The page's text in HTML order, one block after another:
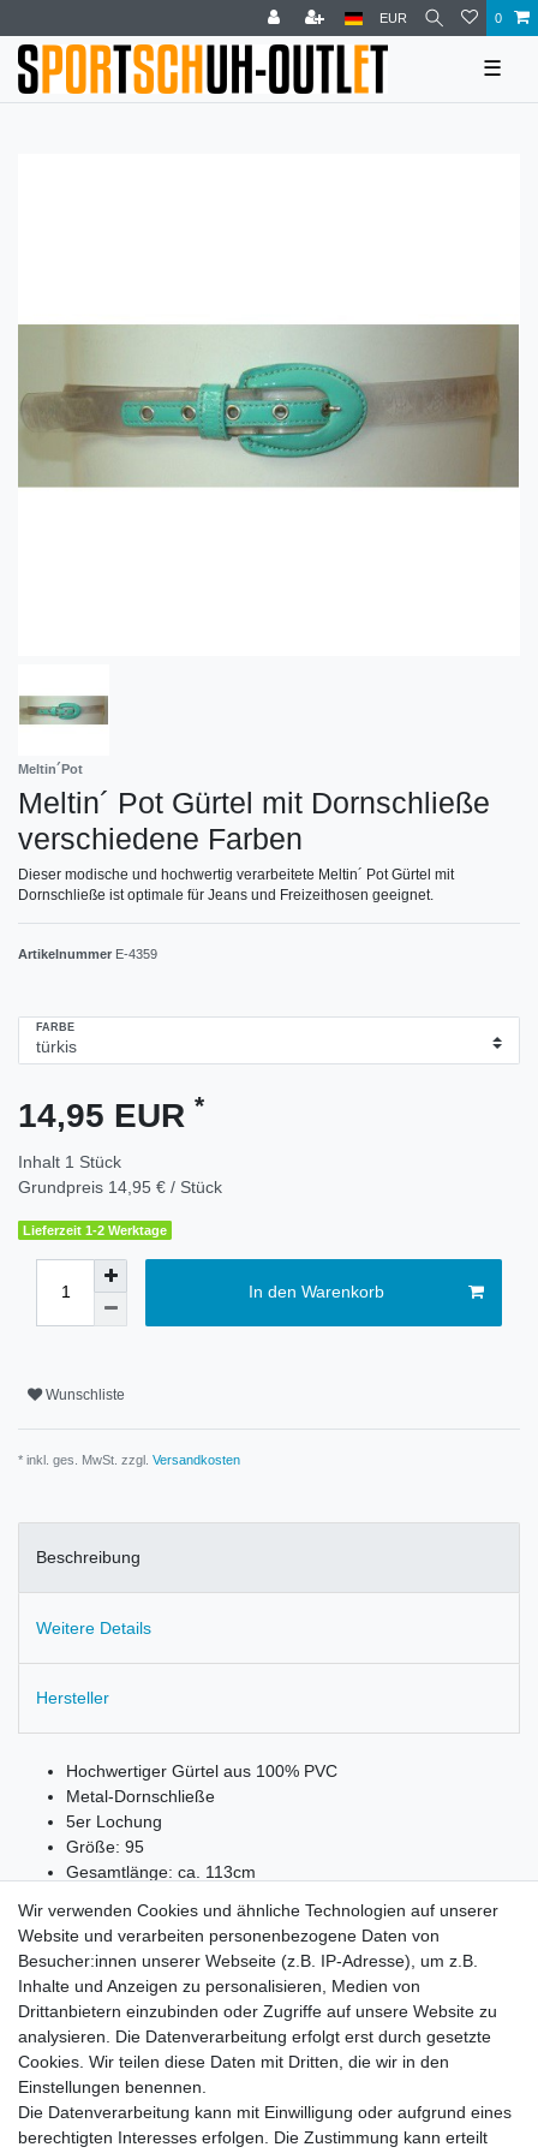
EUR 0
☰
Meltin´Pot
Meltin´ Pot Gürtel mit Dornschließe
verschiedene Farben
Dieser modische und hochwertig verarbeitete Meltin´ Pot Gürtel mit
Dornschließe ist optimale für Jeans und Freizeithosen geeignet.
Artikelnummer E-4359
FARBE
14,95 EUR *
Inhalt 1 Stück
Grundpreis 14,95 € / Stück
Lieferzeit 1-2 Werktage
In den Warenkorb
Wunschliste
* inkl. ges. MwSt. zzgl. Versandkosten
Beschreibung
Weitere Details
Hersteller
Hochwertiger Gürtel aus 100% PVC
Metal-Dornschließe
5er Lochung
Größe: 95
Gesamtlänge: ca. 113cm
E-4357 flieder
E-4358 gelb
E-4359 türkis
Wir verwenden Cookies und ähnliche Technologien auf unserer
Website und verarbeiten personenbezogene Daten von
Besucher:innen unserer Webseite (z.B. IP-Adresse), um z.B.
Inhalte und Anzeigen zu personalisieren, Medien von
Drittanbietern einzubinden oder Zugriffe auf unsere Website zu
analysieren. Die Datenverarbeitung erfolgt erst durch gesetzte
Cookies. Wir teilen diese Daten mit Dritten, die wir in den
Einstellungen benennen.
Die Datenverarbeitung kann mit Einwilligung oder aufgrund eines
berechtigten Interesses erfolgen. Die Zustimmung kann erteilt